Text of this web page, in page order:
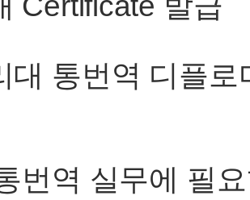
대 통번역 디플
번역 실무에 필